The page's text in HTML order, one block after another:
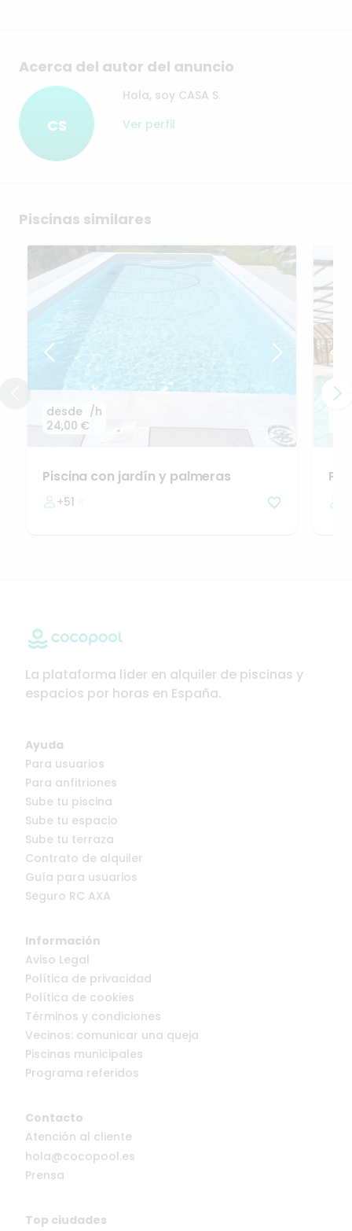
Acerca del autor del anuncio
CS
Hola, soy CASA S.
Ver perfil
Piscinas similares
desde
24,00 €
/h
Piscina con jardín y palmeras
+51
La plataforma líder en alquiler de piscinas y
espacios por horas en España.
Ayuda
Para usuarios
Para anfitriones
Sube tu piscina
Sube tu espacio
Sube tu terraza
Contrato de alquiler
Guía para usuarios
Seguro RC AXA
Información
Aviso Legal
Política de privacidad
Política de cookies
Términos y condiciones
Vecinos: comunicar una queja
Piscinas municipales
Programa referidos
Contacto
Atención al cliente
hola@cocopool.es
Prensa
Top ciudades